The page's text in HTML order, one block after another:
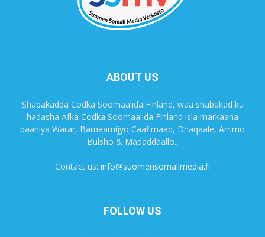
ABOUT US
Shabakadda Codka Soomaalida Finland, waa shabakad ku
hadasha Afka Codka Soomaalida Finland isla markaana
baahiya Warar, Barnaamijyo Caafimaad, Dhaqaale, Arrimo
Bulsho & Madaddaallo.,
Contact us: info@suomensomalimedia.fi
FOLLOW US